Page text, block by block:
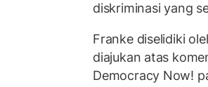
diskriminasi yang
Franke diselidiki
diajukan atas
Democracy Now!